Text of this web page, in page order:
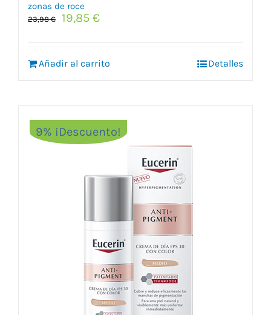
zonas de roce
23,98€
El
era:
23,98 €.
19,85 €El
es:
19,85 €.
Añadir al carrito Detalles
9% ¡Descuento!